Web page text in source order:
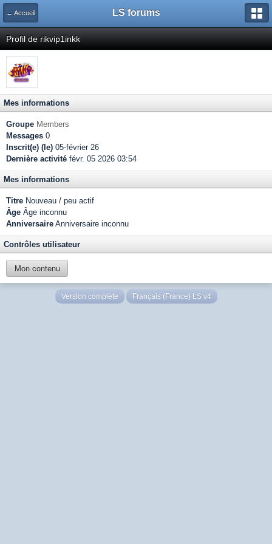
← Accueil LS forums
Profil de rikvip1inkk
Mes informations
Groupe Members
Messages 0
Inscrit(e) (le) 05-février 26
Dernière activité févr. 05 2026 03:54
Mes informations
Titre Nouveau / peu actif
Âge Âge inconnu
Anniversaire Anniversaire inconnu
Contrôles utilisateur
Mon contenu
Version complète Français (France) LS v4